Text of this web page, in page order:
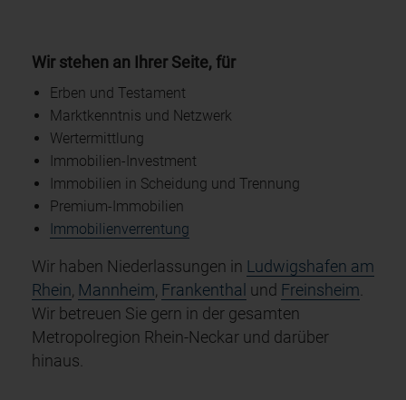
Wir stehen an Ihrer Seite, für
Erben und Testament
Marktkenntnis und Netzwerk
Wertermittlung
Immobilien-Investment
Immobilien in Scheidung und Trennung
Premium-Immobilien
Immobilienverrentung
Wir haben Niederlassungen in Ludwigshafen am
Rhein Mannheim Frankenthal und Freinsheim
Wir betreuen Sie gern in der gesamten
Metropolregion Rhein-Neckar und darüber
hinaus.